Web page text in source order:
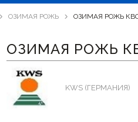
ОЗИМАЯ РОЖЬ ОЗИМАЯ РОЖЬ
ОЗИМАЯ РОЖЬ
KWS (ГЕРМАНИЯ)